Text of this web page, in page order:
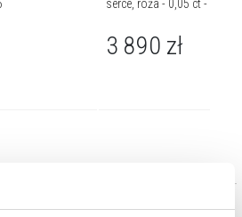
serce, róża - 0,05 ct - próba
3 890 zł
miłości. Ofiarowanie go bliskiej